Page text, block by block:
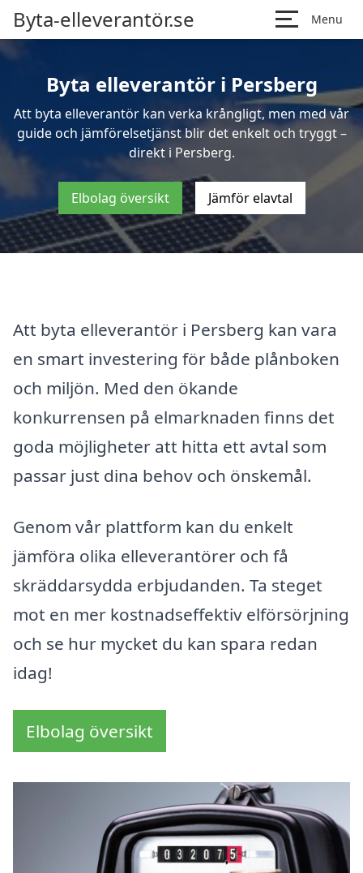
Byta-elleverantör.se Menu
Byta elleverantör i Persberg
Att byta elleverantör kan verka krångligt, men med vår
guide och jämförelsetjänst blir det enkelt och tryggt –
direkt i Persberg.
Elbolag översikt Jämför elavtal
Att byta elleverantör i Persberg kan vara
en smart investering för både plånboken
och miljön. Med den ökande
konkurrensen på elmarknaden finns det
goda möjligheter att hitta ett avtal som
passar just dina behov och önskemål.
Genom vår plattform kan du enkelt
jämföra olika elleverantörer och få
skräddarsydda erbjudanden. Ta steget
mot en mer kostnadseffektiv elförsörjning
och se hur mycket du kan spara redan
idag!
Elbolag översikt